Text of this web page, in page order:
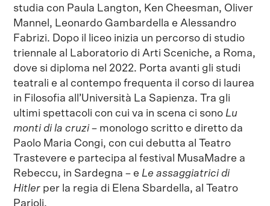
studia con Paula Langton, Ken Cheesman, Oliver
Mannel, Leonardo Gambardella e Alessandro
Fabrizi. Dopo il liceo inizia un percorso di studio
triennale al Laboratorio di Arti Sceniche, a Roma,
dove si diploma nel 2022. Porta avanti gli studi
teatrali e al contempo frequenta il corso di laurea
in Filosofia all’Università La Sapienza. Tra gli
ultimi spettacoli con cui va in scena ci sono Lu
monti di la cruzi– monologo scritto e diretto da
Paolo Maria Congi, con cui debutta al Teatro
Trastevere e partecipa al festival MusaMadre a
Rebeccu, in Sardegna – e Le assaggiatrici di
Hitler per la regia di Elena Sbardella, al Teatro
Parioli.